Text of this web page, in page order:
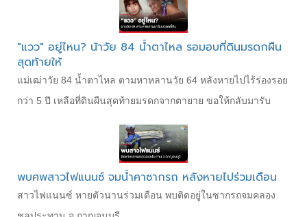
"แวว" อยู่ไหน? น้าวัย 84 น้ำตาไหล รอมอบที่ดินมรดกผืน
สุดท้ายให้
แม่เฒ่าวัย 84 น้ำตาไหล ตามหาหลานวัย 64 หลังหายไปไร้ร่องรอย
กว่า 5 ปี เหลือที่ดินผืนสุดท้ายมรดกจากตายาย ขอให้กลับมารับ
พบศพสาวไฟแนนซ์ จมน้ำคาซากรถ หลังหายไปร่วมเดือน
สาวไฟแนนซ์ หายตัวนานร่วมเดือน พบติดอยู่ในซากรถจมคลอง